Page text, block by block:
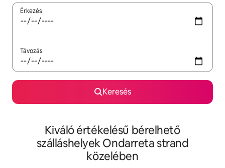
Érkezés
Távozás
Keresés
Kiváló értékelésű bérelhető
szálláshelyek Ondarreta strand
közelében